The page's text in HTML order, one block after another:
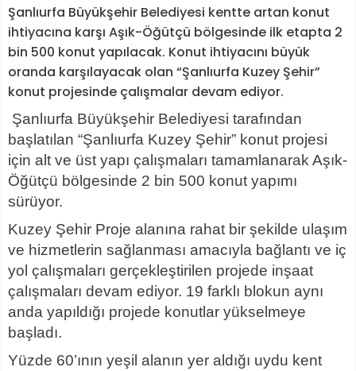
Şanlıurfa Büyükşehir Belediyesi kentte artan konut
ihtiyacına karşı Aşık-Öğütçü bölgesinde ilk etapta 2
bin 500 konut yapılacak. Konut ihtiyacını büyük
oranda karşılayacak olan “Şanlıurfa Kuzey Şehir”
konut projesinde çalışmalar devam ediyor.
Şanlıurfa Büyükşehir Belediyesi tarafından
başlatılan “Şanlıurfa Kuzey Şehir” konut projesi
için alt ve üst yapı çalışmaları tamamlanarak Aşık-
Öğütçü bölgesinde 2 bin 500 konut yapımı
sürüyor.
Kuzey Şehir Proje alanına rahat bir şekilde ulaşım
ve hizmetlerin sağlanması amacıyla bağlantı ve iç
yol çalışmaları gerçekleştirilen projede inşaat
çalışmaları devam ediyor. 19 farklı blokun aynı
anda yapıldığı projede konutlar yükselmeye
başladı.
Yüzde 60’ının yeşil alanın yer aldığı uydu kent